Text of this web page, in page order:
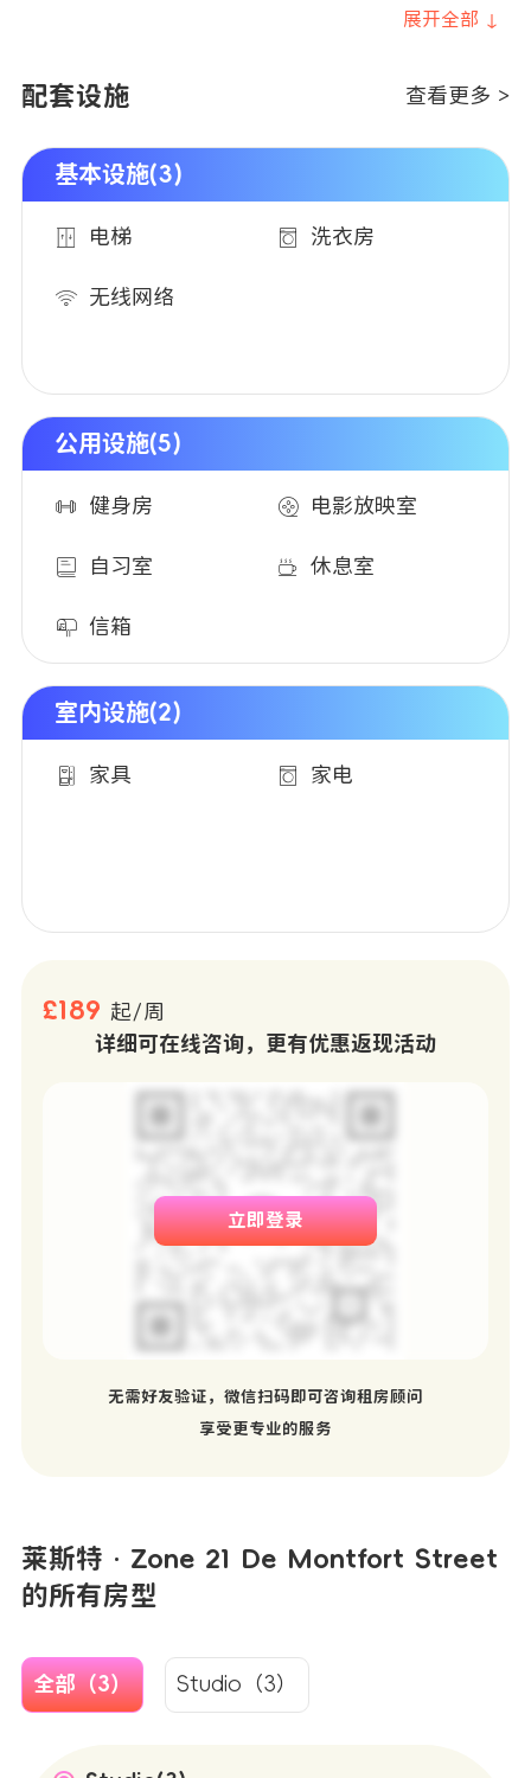
步行 15 分钟到 Highcross Leicester 购物中心，这里是莱
品应有尽有，不管是换季买衣服、买学习用品，还是和朋
展开全部 ↓
配套设施 查看更多 >
基本设施(3)
电梯 洗衣房
无线网络
公用设施(5)
健身房 电影放映室
自习室 休息室
信箱
室内设施(2)
家具 家电
£189 起/周
详细可在线咨询，更有优惠返现活动
立即登录
无需好友验证，微信扫码即可咨询租房顾问
享受更专业的服务
莱斯特 · Zone 21 De Montfort Street
的所有房型
全部（3） Studio（3）